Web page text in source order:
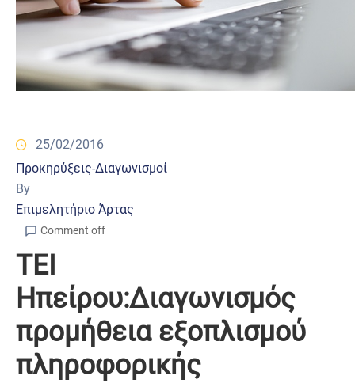
25/02/2016
Προκηρύξεις-Διαγωνισμοί
By
Επιμελητήριο Άρτας
Comment off
ΤΕΙ
Ηπείρου:Διαγωνισμός
προμήθεια εξοπλισμού
πληροφορικής